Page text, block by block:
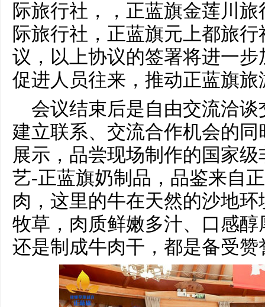
际旅行社，，正蓝旗金莲川
际旅行社，正蓝旗元上都旅
议，以上协议的签署将进一
促进人员往来，推动正蓝旗
会议结束后是自由交流洽
建立联系、交流合作机会的
展示，品尝现场制作的国家
艺-正蓝旗奶制品，品鉴来自
肉，这里的牛在天然的沙地
牧草，肉质鲜嫩多汁、口感
还是制成牛肉干，都是备受